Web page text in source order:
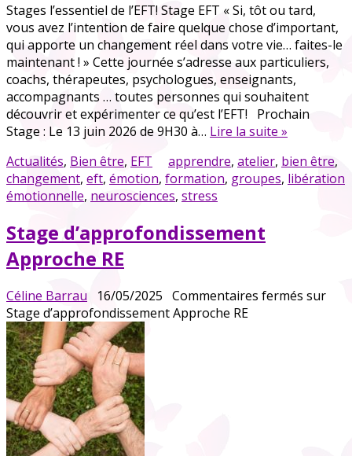
Stages l’essentiel de l’EFT! Stage EFT « Si, tôt ou tard,
vous avez l’intention de faire quelque chose d’important,
qui apporte un changement réel dans votre vie… faites-le
maintenant ! » Cette journée s’adresse aux particuliers,
coachs, thérapeutes, psychologues, enseignants,
accompagnants … toutes personnes qui souhaitent
découvrir et expérimenter ce qu’est l’EFT! Prochain
Stage : Le 13 juin 2026 de 9H30 à… Lire la suite »
Actualités, Bien être, EFT apprendre, atelier, bien être,
changement, eft, émotion, formation, groupes, libération
émotionnelle, neurosciences, stress
Stage d’approfondissement
Approche RE
Céline Barrau 16/05/2025 Commentaires fermés sur
Stage d’approfondissement Approche RE